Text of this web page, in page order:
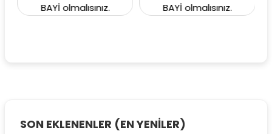
BAYİ olmalısınız.
BAYİ olmalısınız.
SON EKLENENLER (EN YENİLER)